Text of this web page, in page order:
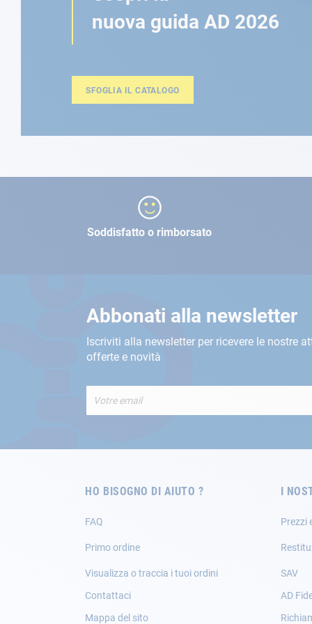
nuova guida AD 2026
SFOGLIA IL CATALOGO
Soddisfatto o rimborsato
Abbonati alla newsletter
Iscriviti alla newsletter per ricevere le nostre
offerte e novità
alla
HO BISOGNO DI AIUTO ?
FAQ
Primo ordine
Visualizza o traccia i tuoi ordini
Contattaci
Mappa del sito
I
Prezzi
SAV
AD